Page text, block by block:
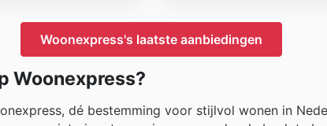
Woonexpress's laatste aanbiedingen
Woonexpress?
dé bestemming voor stijlvol wonen in